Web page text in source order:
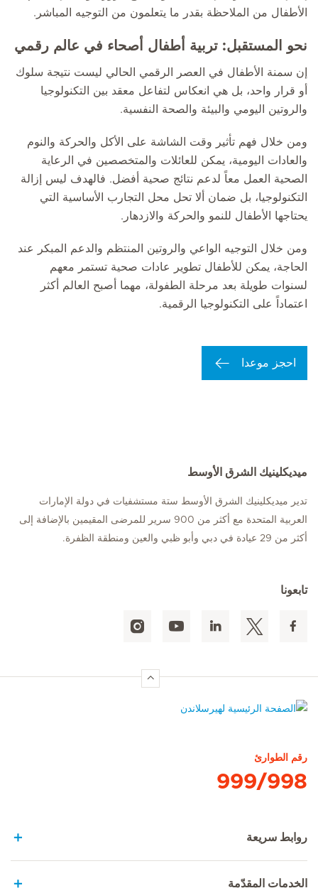
الأطفال من الملاحظة بقدر ما يتعلمون من التوجيه المباشر.
نحو المستقبل: تربية أطفال أصحاء في عالم رقمي
إن سمنة الأطفال في العصر الرقمي الحالي ليست نتيجة سلوك
أو قرار واحد، بل هي انعكاس لتفاعل معقد بين التكنولوجيا
والروتين اليومي والبيئة والصحة النفسية.
ومن خلال فهم تأثير وقت الشاشة على الأكل والحركة والنوم
والعادات اليومية، يمكن للعائلات والمتخصصين في الرعاية
الصحية العمل معاً لدعم نتائج صحية أفضل. فالهدف ليس إزالة
التكنولوجيا، بل ضمان ألا تحل محل التجارب الأساسية التي
يحتاجها الأطفال للنمو والحركة والازدهار.
ومن خلال التوجيه الواعي والروتين المنتظم والدعم المبكر عند
الحاجة، يمكن للأطفال تطوير عادات صحية تستمر معهم
لسنوات طويلة بعد مرحلة الطفولة، مهما أصبح العالم أكثر
اعتماداً على التكنولوجيا الرقمية.
احجز موعدا
ميديكلينيك الشرق الأوسط
تدير ميديكلينيك الشرق الأوسط ستة مستشفيات في دولة الإمارات
العربية المتحدة مع أكثر من 900 سرير للمرضى المقيمين بالإضافة إلى
أكثر من 29 عيادة في دبي وأبو ظبي والعين ومنطقة الظفرة.
تابعونا
رقم الطوارئ
999/998
روابط سريعة
الخدمات المقدّمة